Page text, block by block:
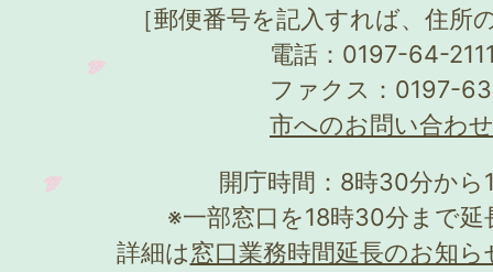
［郵便番号を記入すれば、住所
電話：0197-64-
ファクス：0197-
市へのお問い合わ
開庁時間：8時30分か
※一部窓口を18時30分まで
詳細は窓口業務時間延長のお知ら